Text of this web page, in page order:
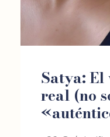
Satya:
real (no